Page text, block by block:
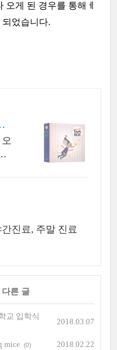
게 된 경우를 통해ㅔ
었습니다.
진료, 주말 진료
른 글
교 입학식
2018.03.07
mice (0) 2018.02.22